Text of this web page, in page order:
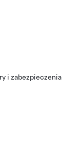
i zabezpieczenia